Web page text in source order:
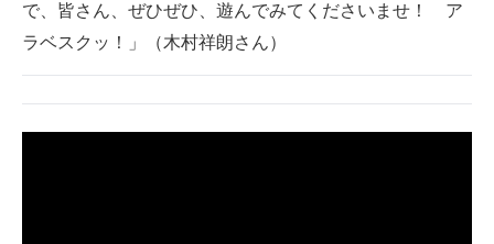
で、皆さん、ぜひぜひ、遊んでみてくださいませ！ ア
ラベスクッ！」（木村祥朗さん）